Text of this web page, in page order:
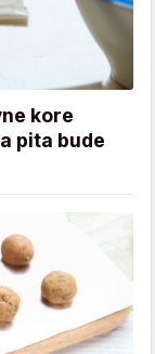
kore
pita bude